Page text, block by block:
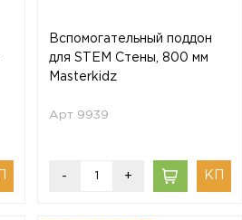
Вспомогательный поддон
для STEM Стены, 800 мм
Masterkidz
Арт 9939
- +